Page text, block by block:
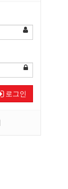
로그인